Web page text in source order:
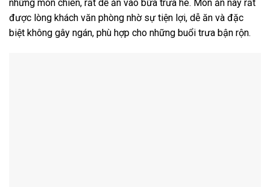
những món chiên, rất dễ ăn vào bữa trưa hè. Món ăn này rất
được lòng khách văn phòng nhờ sự tiện lợi, dễ ăn và đặc
biệt không gây ngán, phù hợp cho những buổi trưa bận rộn.